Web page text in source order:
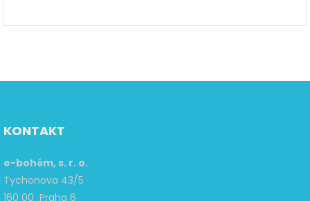
KONTAKT
e-bohém, s. r. o.
Tychonova 43/5
160 00 Praha 6